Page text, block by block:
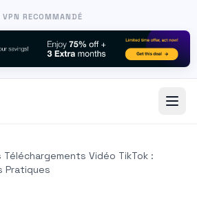
VPN RECOMMANDÉ
Vidéo TikTok :
Pratiques